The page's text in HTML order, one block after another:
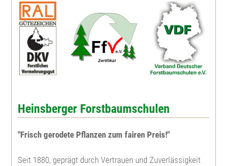
Korbweide
Holunder
Traubenholunder
Sorbus torminalis
Heinsberger Forstbaumschulen
"Frisch gerodete Pflanzen zum fairen Preis!"
Seit 1880, geprägt durch Vertrauen und Zuverlässigkeit